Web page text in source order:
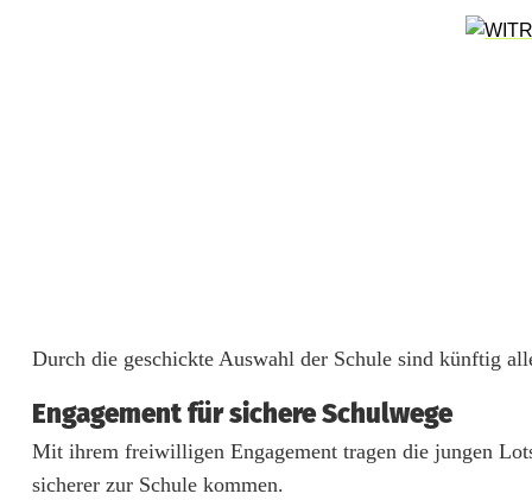
k
S
Durch die geschickte Auswahl der Schule sind künftig
Engagement für sichere Schulwege
Mit ihrem freiwilligen Engagement tragen die jungen
sicherer zur Schule kommen.